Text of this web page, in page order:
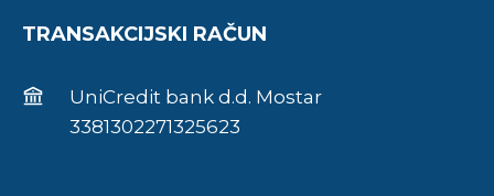
TRANSAKCIJSKI RAČUN
UniCredit bank d.d. Mostar
3381302271325623